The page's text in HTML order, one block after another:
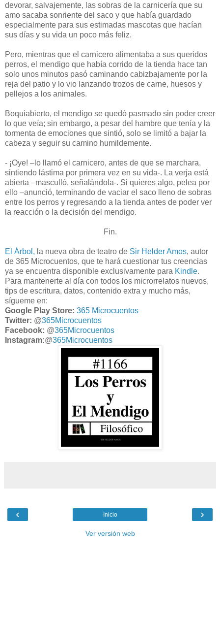
devorar, salvajemente, las sobras de la carnicería que su
amo sacaba sonriente del saco y que había guardado
especialmente para sus estimadas mascotas que hacían
sus días y su vida un poco más feliz.
Pero, mientras que el carnicero alimentaba a sus queridos
perros, el mendigo que había corrido de la tienda hace tan
solo unos minutos pasó caminando cabizbajamente por la
reja del patio y lo vio lanzando trozos de carne, huesos y
pellejos a los animales.
Boquiabierto, el mendigo se quedó pasmado sin poder creer
lo que veía; sin embargo, a pesar del hambre que tenía y la
tormenta de emociones que sintió, solo se limitó a bajar la
cabeza y seguir su camino humildemente.
- ¡Oye! –lo llamó el carnicero, antes de que se marchara,
sintiendo lástima por primera vez en su vida-. La verja está
abierta –masculló, señalándola-. Si quieres algo, pelea por
ello –anunció, terminando de vaciar el saco lleno de sobras
entre los perros y regresando a la tienda antes de poder ver
la reacción o la decisión del mendigo.
Fin.
El Árbol, la nueva obra de teatro de Sir Helder Amos, autor
de 365 Microcuentos, que te hará cuestionar tus creencias
ya se encuentra disponible exclusivamente para Kindle.
Para mantenerte al día con todos los microrrelatos nuevos,
tips de escritura, datos, contenido extra y mucho más,
sígueme en:
Google Play Store: 365 Microcuentos
Twitter: @365Microcuentos
Facebook: @365Microcuentos
Instagram:@365Microcuentos
‹ ›
Inicio
Ver versión web